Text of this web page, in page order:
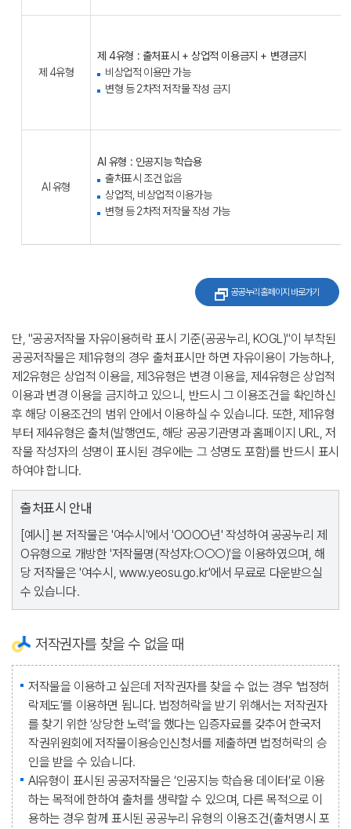
제 4유형
제 4유형 : 출처표시 + 상업적 이용금지 + 변경금지
비상업적 이용만 가능
변형 등 2차적 저작물 작성 금지
AI 유형
AI 유형 : 인공지능 학습용
출처표시 조건 없음
상업적, 비상업적 이용가능
변형 등 2차적 저작물 작성 가능
공공누리 홈페이지 바로가기
단, "공공저작물 자유이용허락 표시 기준(공공누리, KOGL)"이 부착된
공공저작물은 제1유형의 경우 출처표시만 하면 자유이용이 가능하나,
제2유형은 상업적 이용을, 제3유형은 변경 이용을, 제4유형은 상업적
이용과 변경 이용을 금지하고 있으니, 반드시 그 이용조건을 확인하신
후 해당 이용조건의 범위 안에서 이용하실 수 있습니다. 또한, 제1유형
부터 제4유형은 출처(발행연도, 해당 공공기관명과 홈페이지 URL, 저
작물 작성자의 성명이 표시된 경우에는 그 성명도 포함)를 반드시 표시
하여야 합니다.
출처표시 안내
[예시] 본 저작물은 '여수시'에서 'OOOO년' 작성하여 공공누리 제
O유형으로 개방한 '저작물명(작성자:○○○)'을 이용하였으며, 해
당 저작물은 '여수시, www.yeosu.go.kr'에서 무료로 다운받으실
수 있습니다.
저작권자를 찾을 수 없을 때
저작물을 이용하고 싶은데 저작권자를 찾을 수 없는 경우 ‘법정허
락제도’를 이용하면 됩니다. 법정허락을 받기 위해서는 저작권자
를 찾기 위한 ‘상당한 노력’을 했다는 입증자료를 갖추어 한국저
작권위원회에 저작물이용승인신청서를 제출하면 법정허락의 승
인을 받을 수 있습니다.
AI유형이 표시된 공공저작물은 ‘인공지능 학습용 데이터’로 이용
하는 목적에 한하여 출처를 생략할 수 있으며, 다른 목적으로 이
용하는 경우 함께 표시된 공공누리 유형의 이용조건(출처명시 포